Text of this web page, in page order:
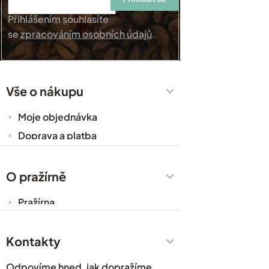
Přihlášením souhlasíte
sezpracováním osobních údajů.
Vše o nákupu
Moje objednávka
Doprava a platba
Zakázková výroba
Ochrana osobních údajů
O pražírně
Pražírna
Prodejny
Kontakty